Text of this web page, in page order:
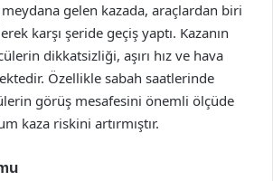
meydana gelen kazada, araçlardan biri
karşı şeride geçiş yaptı. Kazanın
dikkatsizliği, aşırı hız ve hava
Özellikle sabah saatlerinde
görüş mesafesini önemli ölçüde
kaza riskini artırmıştır.